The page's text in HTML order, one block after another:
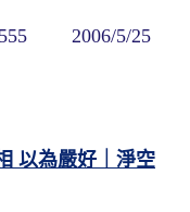
1555 2006/5/25
以為嚴好｜淨空